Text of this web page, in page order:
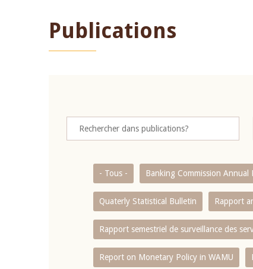
Publications
- Tous - Banking Commission Annual
Quaterly Statistical Bulletin Rapport
Rapport semestriel de surveillance des
Report on Monetary Policy in WAMU